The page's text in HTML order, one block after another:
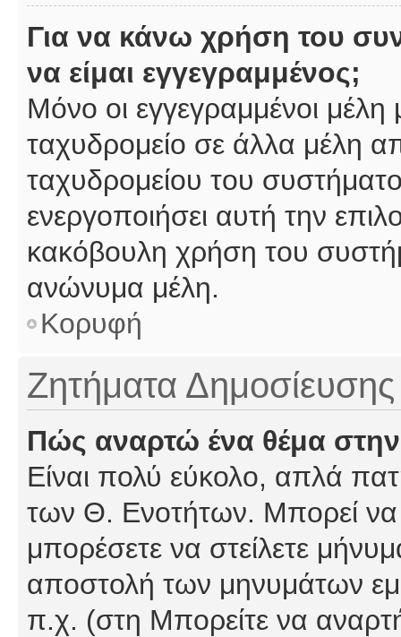
Για να κάνω χρήση του
να είμαι εγγεγραμμένος;
Μόνο οι εγγεγραμμένοι
ταχυδρομείο σε άλλα μέλη
ταχυδρομείου του
ενεργοποιήσει αυτή την
κακόβουλη χρήση του
ανώνυμα μέλη.
Κορυφή
Ζητήματα Δημοσίευσης
Πώς αναρτώ ένα θέμα
Είναι πολύ εύκολο, απλά
των Θ. Ενοτήτων. Μπορεί να
μπορέσετε να στείλετε
αποστολή των μηνυμάτων
π.χ. (στη Μπορείτε να